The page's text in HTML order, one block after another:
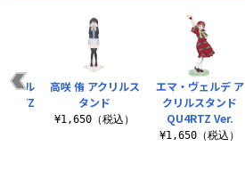
エマ・ヴェルデ ア
クリルスタンド
QU4RTZ Ver.
¥1,650（税込）
クリル
高咲 侑 アクリルス
タンド
¥1,650（税込）